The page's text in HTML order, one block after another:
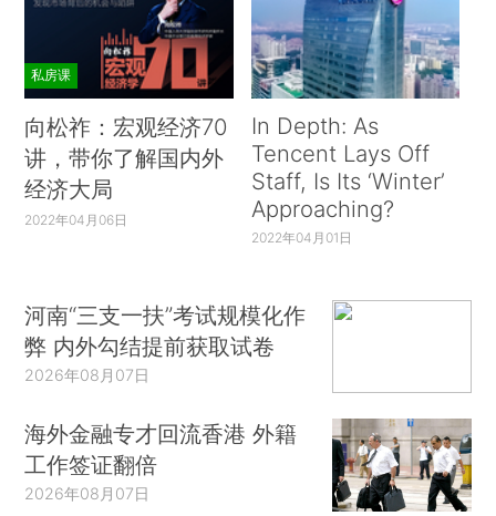
私房课
向松祚：宏观经济70
讲，带你了解国内外
经济大局
2022年04月06日
In Depth: As
Tencent Lays Off
Staff, Is Its ‘Winter’
Approaching?
2022年04月01日
河南“三支一扶”考试规模化作
弊 内外勾结提前获取试卷
2026年08月07日
海外金融专才回流香港 外籍
工作签证翻倍
2026年08月07日